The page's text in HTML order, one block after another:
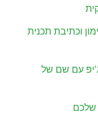
וכתיבת תכנית
עם שם של